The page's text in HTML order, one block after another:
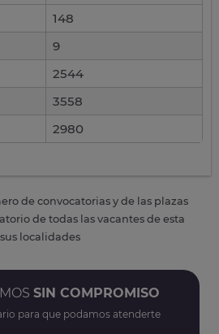
148
9
2544
3558
2980
de convocatorias y de las plazas
de todas las vacantes de esta
localidades
SIN COMPROMISO
para que podamos atenderte